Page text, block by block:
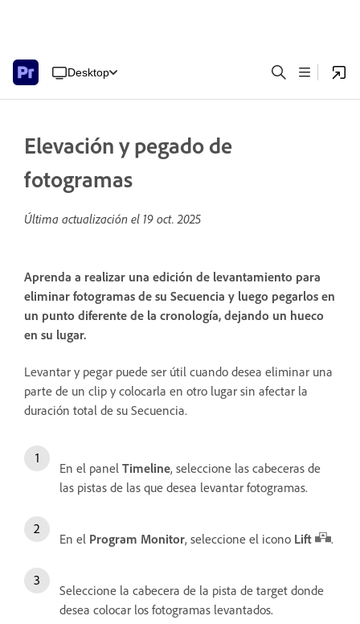
Desktop
Elevación y pegado de
fotogramas
Última actualización el 19 oct. 2025
Aprenda a realizar una edición de levantamiento para
eliminar fotogramas de su Secuencia y luego pegarlos en
un punto diferente de la cronología, dejando un hueco
en su lugar.
Levantar y pegar puede ser útil cuando desea eliminar una
parte de un clip y colocarla en otro lugar sin afectar la
duración total de su Secuencia.
En el panel Timeline, seleccione las cabeceras de
las pistas de las que desea levantar fotogramas.
En el Program Monitor, seleccione el icono Lift .
Seleccione la cabecera de la pista de target donde
desea colocar los fotogramas levantados.